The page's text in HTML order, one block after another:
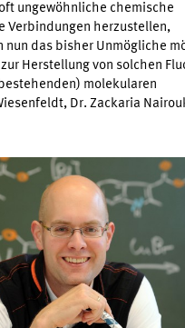
ungewöhnliche chemische
Verbindungen herzustellen,
das bisher Unmögliche
Herstellung von solchen
molekularen
Dr. Zackaria